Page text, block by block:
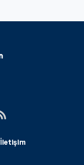
İletişim